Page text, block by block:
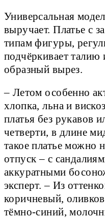
Универсальная
выручает. Платье с
типам фигуры,
подчёркивает талию
образный вырез.
– Летом особенно
хлопка, льна и
платья без рукавов
четверти, в длине
такое платье можно
отпуск – с
аккуратными
эксперт. – Из
коричневый,
тёмно-синий,